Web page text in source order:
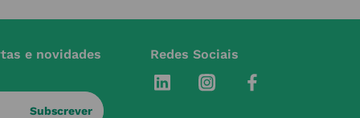
e novidades
Subscrever
Redes Sociais